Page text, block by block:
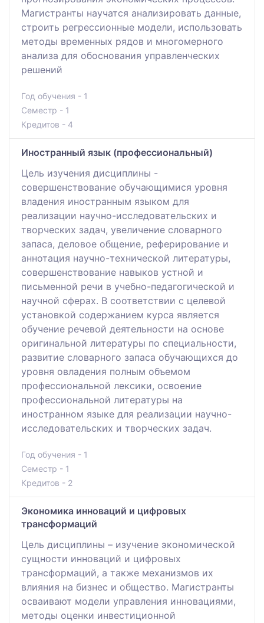
Магистранты научатся анализировать данные,
строить регрессионные модели, использовать
методы временных рядов и многомерного
анализа для обоснования управленческих
решений
Год обучения - 1
Семестр - 1
Кредитов - 4
Иностранный язык (профессиональный)
Цель изучения дисциплины -
совершенствование обучающимися уровня
владения иностранным языком для
реализации научно-исследовательских и
творческих задач, увеличение словарного
запаса, деловое общение, реферирование и
аннотация научно-технической литературы,
совершенствование навыков устной и
письменной речи в учебно-педагогической и
научной сферах. В соответствии с целевой
установкой содержанием курса является
обучение речевой деятельности на основе
оригинальной литературы по специальности,
развитие словарного запаса обучающихся до
уровня овладения полным объемом
профессиональной лексики, освоение
профессиональной литературы на
иностранном языке для реализации научно-
исследовательских и творческих задач.
Год обучения - 1
Семестр - 1
Кредитов - 2
Экономика инноваций и цифровых
трансформаций
Цель дисциплины – изучение экономической
сущности инноваций и цифровых
трансформаций, а также механизмов их
влияния на бизнес и общество. Магистранты
осваивают модели управления инновациями,
методы оценки инвестиционной